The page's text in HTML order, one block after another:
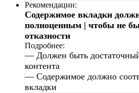
Рекомендации:
Содержимое вкладки
полноценным | чтобы не
отказности
Подробнее:
— Должен быть
контента
— Содержимое должно
вкладки